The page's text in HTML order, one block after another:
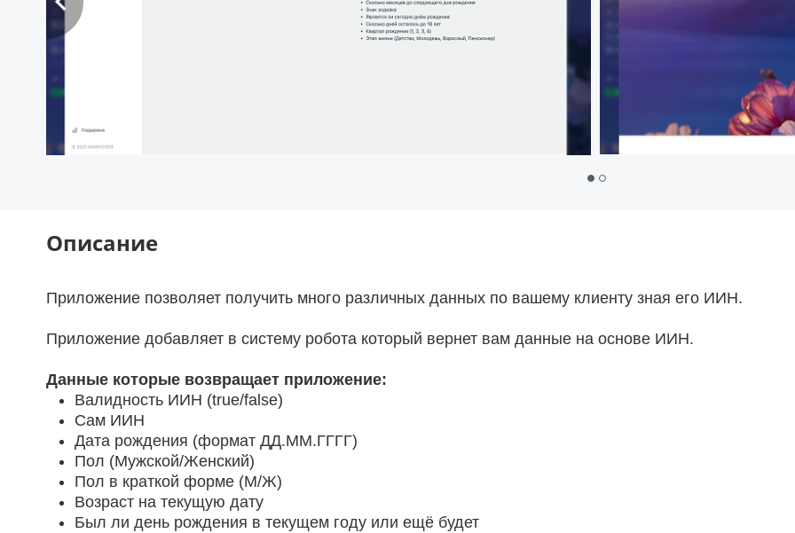
Описание
Приложение позволяет получить много различных данных по вашему клиенту зная его ИИН.
Приложение добавляет в систему робота который вернет вам данные на основе ИИН.
Данные которые возвращает приложение:
Валидность ИИН (true/false)
Сам ИИН
Дата рождения (формат ДД.ММ.ГГГГ)
Пол (Мужской/Женский)
Пол в краткой форме (М/Ж)
Возраст на текущую дату
Был ли день рождения в текущем году или ещё будет